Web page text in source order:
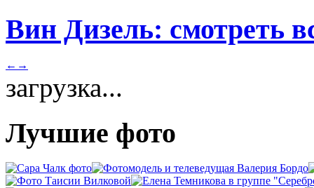
Вин Дизель: смотреть
← →
загрузка...
Лучшие фото